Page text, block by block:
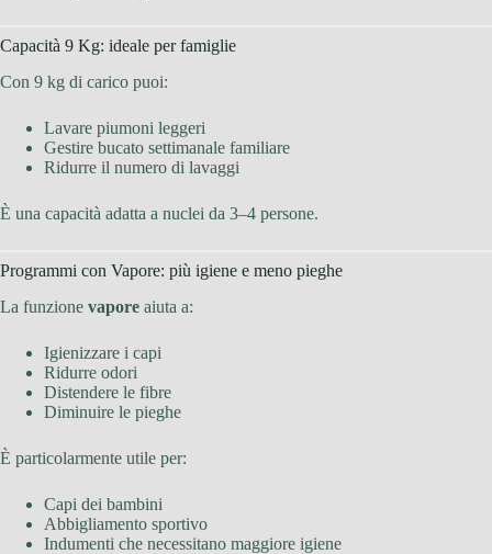
Capacità 9 Kg: ideale per famiglie
Con 9 kg di carico puoi:
Lavare piumoni leggeri
Gestire bucato settimanale familiare
Ridurre il numero di lavaggi
È una capacità adatta a nuclei da 3–4 persone.
Programmi con Vapore: più igiene e meno pieghe
La funzione vapore aiuta a:
Igienizzare i capi
Ridurre odori
Distendere le fibre
Diminuire le pieghe
È particolarmente utile per:
Capi dei bambini
Abbigliamento sportivo
Indumenti che necessitano maggiore igiene